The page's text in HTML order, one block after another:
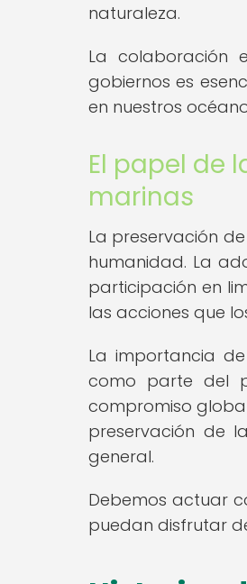
naturaleza.
La colaboración
gobiernos es
en nuestros
El papel de
marinas
La preservación
humanidad. La
participación en
las acciones que
La importancia
como parte del
compromiso
preservación de
general.
Debemos actuar
puedan disfrutar